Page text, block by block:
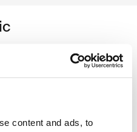
content and ads, to